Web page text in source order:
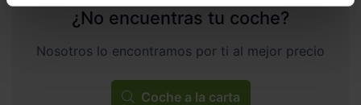
¿No encuentras tu coche?
Nosotros lo encontramos por ti al mejor precio
Coche a la carta